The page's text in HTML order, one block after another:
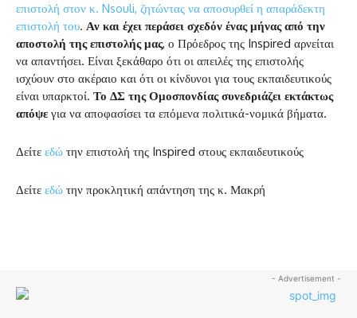
επιστολή στον κ. Nsouli, ζητώντας να αποσυρθεί η απαράδεκτη
επιστολή του. Αν και έχει περάσει σχεδόν ένας μήνας από την
αποστολή της επιστολής μας, ο Πρόεδρος της Inspired αρνείται
να απαντήσει. Είναι ξεκάθαρο ότι οι απειλές της επιστολής
ισχύουν στο ακέραιο και ότι οι κίνδυνοι για τους εκπαιδευτικούς
είναι υπαρκτοί. Το ΔΣ της Ομοσπονδίας συνεδριάζει εκτάκτως
απόψε για να αποφασίσει τα επόμενα πολιτικά-νομικά βήματα.
Δείτε εδώ την επιστολή της Inspired στους εκπαιδευτικούς
Δείτε εδώ την προκλητική απάντηση της κ. Μακρή
- Advertisement -